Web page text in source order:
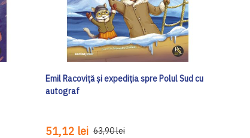
Emil Racoviță și expediția spre Polul Sud cu
autograf
51,12 lei 63,90 lei